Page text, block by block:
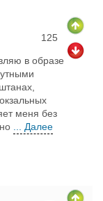
125
в образе
меня без
... Далее